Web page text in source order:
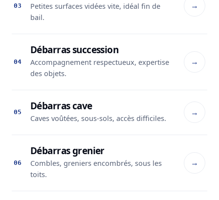
03
Petites surfaces vidées vite, idéal fin de
bail.
→
04
Débarras succession
Accompagnement respectueux, expertise
des objets.
→
05 Débarras cave
Caves voûtées, sous-sols, accès difficiles.
→
06
Débarras grenier
Combles, greniers encombrés, sous les
toits.
→